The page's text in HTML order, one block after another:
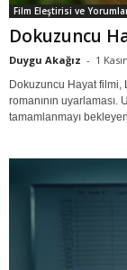
Film Eleştirisi ve
Dokuzuncu
Duygu Akağız - 1
Dokuzuncu Hayat
romanının
tamamlanmayı